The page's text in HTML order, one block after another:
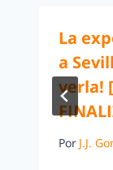
La
a
verla!
Por J.J.